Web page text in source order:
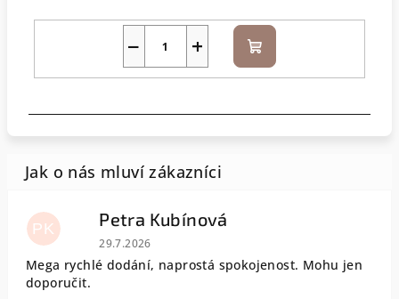
+
− Do
košíku
PK Petra Kubínová
Hodnocení obchodu je 5 z 5 hvězdiček.
29.7.2026
Mega rychlé dodání, naprostá spokojenost. Mohu jen
doporučit.